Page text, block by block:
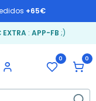
+65€
: APP-FB ;)
0 0